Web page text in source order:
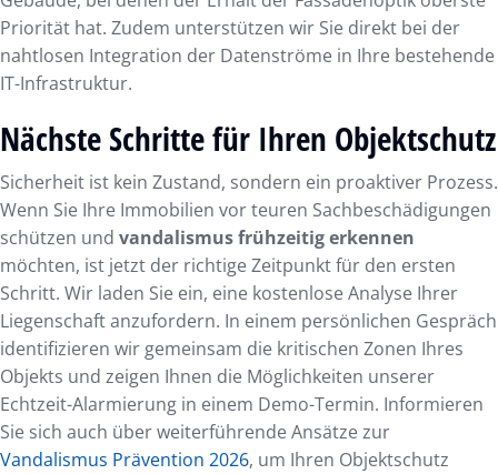
Priorität hat. Zudem unterstützen wir Sie direkt bei der
nahtlosen Integration der Datenströme in Ihre bestehende
IT-Infrastruktur.
Nächste Schritte für Ihren Objektschutz
Sicherheit ist kein Zustand, sondern ein proaktiver Prozess.
Wenn Sie Ihre Immobilien vor teuren Sachbeschädigungen
schützen und vandalismus frühzeitig erkennen
möchten, ist jetzt der richtige Zeitpunkt für den ersten
Schritt. Wir laden Sie ein, eine kostenlose Analyse Ihrer
Liegenschaft anzufordern. In einem persönlichen Gespräch
identifizieren wir gemeinsam die kritischen Zonen Ihres
Objekts und zeigen Ihnen die Möglichkeiten unserer
Echtzeit-Alarmierung in einem Demo-Termin. Informieren
Sie sich auch über weiterführende Ansätze zur
Vandalismus Prävention 2026, um Ihren Objektschutz